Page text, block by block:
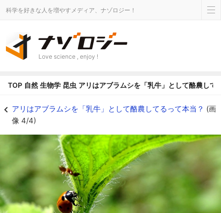
科学を好きな人を増やすメディア、ナゾロジー！
Love science , enjoy !
TOP 自然 生物学 昆虫 アリはアブラムシを「乳牛」として酪農して
アリはアブラムシを「乳牛」として酪農してるって本当？ (画
像 4/4)